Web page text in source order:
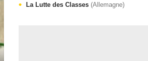
La Lutte des Classes (Allemagne)